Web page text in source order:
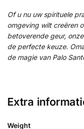
Of u nu uw spirituele
omgeving wilt creëren
betoverende geur,
de perfecte keuze.
de magie van Palo
Extra
Weight